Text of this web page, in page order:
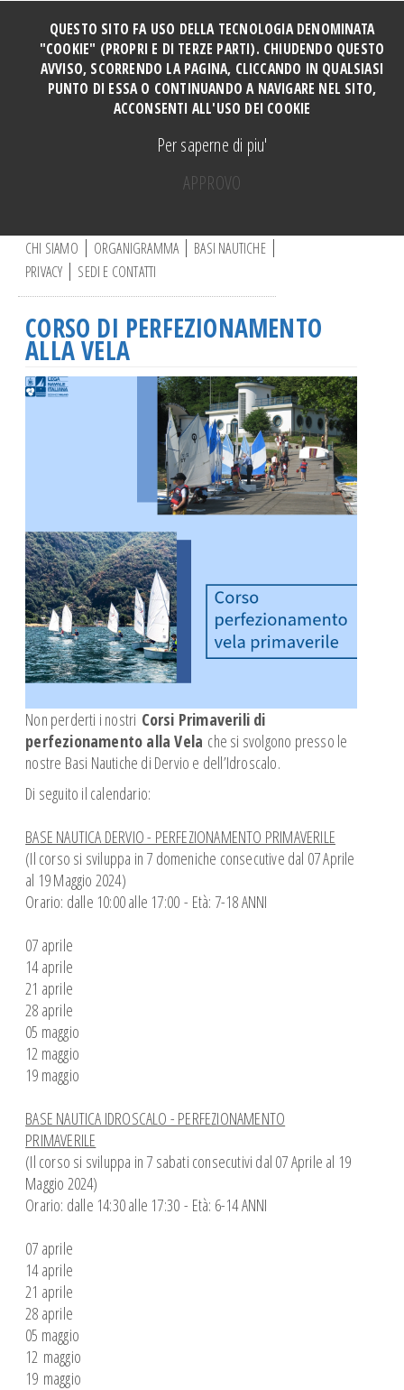
r
.
CHI SIAMO ORGANIGRAMMA
BASI NAUTICHE
PRIVACY
SEDI E CONTATTI
HOME
Manovre e Ormeggi Cabinati
Manovre a motore base DERVIO
Vela ragazzi
CORSO CATAMARANO
Canoa
Vela e disabili
SICUREZZA WS OSR 6.01
CORSO NAVIGAZIONE ASTRONOMICA
PATENTE NAUTICA
CONFERENZE
SQUADRA AGONISTICA
SCUOLE
Giornata del Mare
REGATE
ISTRUTTORI
I nostri Istruttori
Spazio Istruttori Vela
CROCIERE ESTIVE
CAMP ESTIVI
CORSO DI PERFEZIONAMENTO
ALLA VELA
Non perderti i nostri Corsi Primaverili di
perfezionamento alla Vela che si svolgono presso le
nostre Basi Nautiche di Dervio e dell’Idroscalo.
Di seguito il calendario:
BASE NAUTICA DERVIO - PERFEZIONAMENTO PRIMAVERILE
(Il corso si sviluppa in 7 domeniche consecutive dal 07 Aprile
al 19 Maggio 2024)
Orario: dalle 10:00 alle 17:00 - Età: 7-18 ANNI
07 aprile
14 aprile
21 aprile
28 aprile
05 maggio
12 maggio
19 maggio
BASE NAUTICA IDROSCALO - PERFEZIONAMENTO
PRIMAVERILE
(Il corso si sviluppa in 7 sabati consecutivi dal 07 Aprile al 19
Maggio 2024)
Orario: dalle 14:30 alle 17:30 - Età: 6-14 ANNI
07 aprile
14 aprile
21 aprile
28 aprile
05 maggio
12 maggio
19 maggio
QUESTO SITO FA USO DELLA TECNOLOGIA DENOMINATA
"COOKIE" (PROPRI E DI TERZE PARTI). CHIUDENDO QUESTO
AVVISO, SCORRENDO LA PAGINA, CLICCANDO IN QUALSIASI
PUNTO DI ESSA O CONTINUANDO A NAVIGARE NEL SITO,
ACCONSENTI ALL'USO DEI COOKIE
Per saperne di piu'
APPROVO